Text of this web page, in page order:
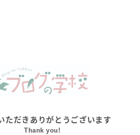
ただきありがとうございます
Thank you!